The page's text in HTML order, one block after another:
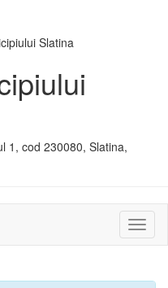
1, cod 230080, Slatina,
sau